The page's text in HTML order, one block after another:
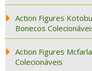
Action Figures
Bonecos
Action Figures
Colecionáveis